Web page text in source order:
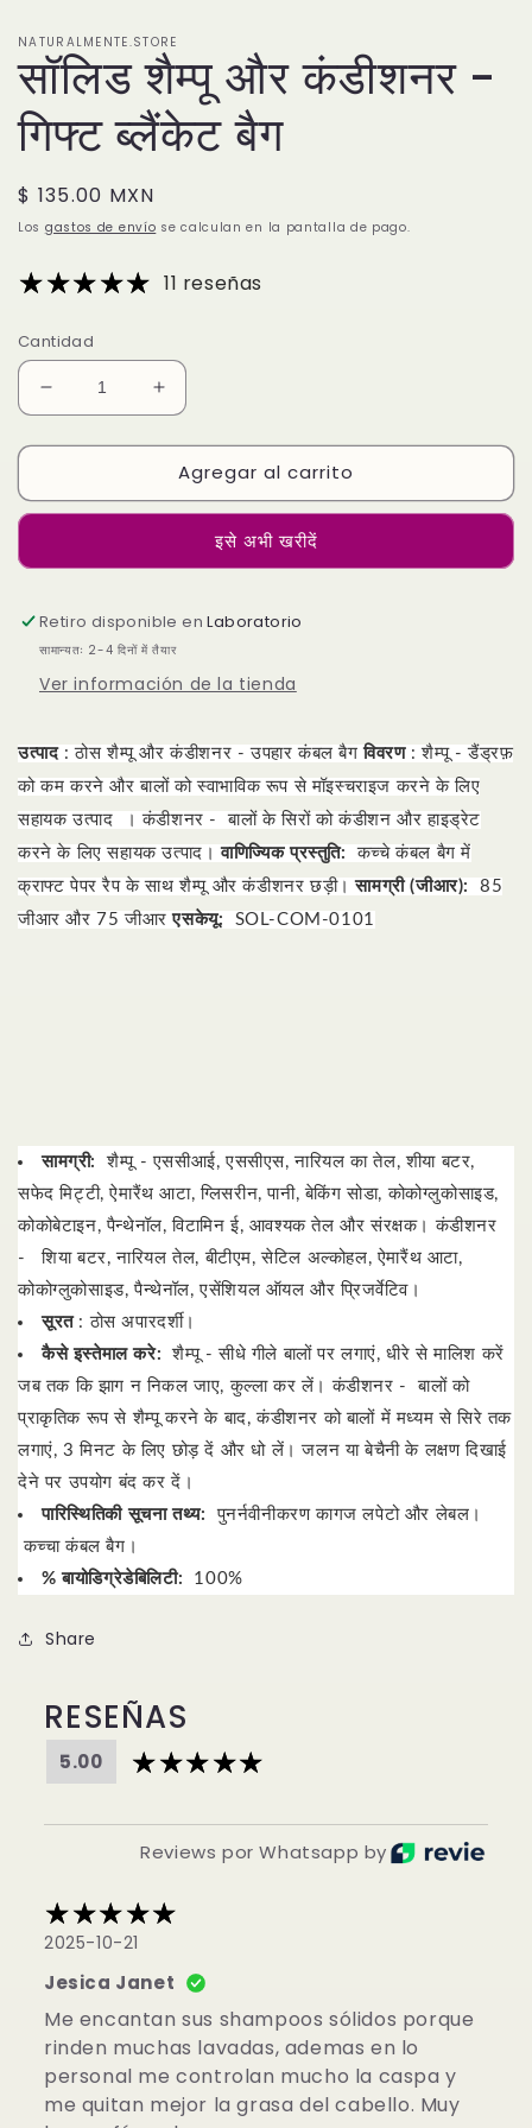
NATURALMENTE.STORE
सॉलिड शैम्पू और कंडीशनर -
गिफ्ट ब्लैंकेट बैग
Precio
habitual
$ 135.00 MXN
Los gastos de envío se calculan en la pantalla de pago.
11 reseñas
Cantidad
Reducir
cantidad
para
शैम्पू
और
-
ब्लैंकेट
बैग
Aumentar
cantidad
para
सॉलिड
शैम्पू
और
कंडीशनर
-
ब्लैंकेट
बैग
Agregar al carrito
इसे अभी खरीदें
Retiro disponible enLaboratorio
सामान्यतः 2-4 दिनों में तैयार
Ver información de la tienda
उत्पाद : ठोस शैम्पू और कंडीशनर - उपहार कंबल बैगविवरण : शैम्पू - डैंड्रफ़
को कम करने औरबालों को स्वाभाविक रूप से मॉइस्चराइजकरने के लिए
सहायक उत्पाद
।कंडीशनर -बालों के सिरों को कंडीशन और हाइड्रेट
करने के लिए सहायक उत्पाद।वाणिज्यिक प्रस्तुति:
कच्चे कंबल बैग में
क्राफ्ट पेपर रैप के साथ शैम्पू और कंडीशनर छड़ी।सामग्री (जीआर):
85
जीआर और 75 जीआरएसकेयू: SOL-COM-0101
सामग्री:
शैम्पू - एससीआई, एससीएस, नारियल का तेल, शीया बटर,
सफेद मिट्टी, ऐमारैंथ आटा, ग्लिसरीन, पानी, बेकिंग सोडा, कोकोग्लुकोसाइड,
कोकोबेटाइन, पैन्थेनॉल, विटामिन ई, आवश्यक तेल और संरक्षक।कंडीशनर
-
शिया बटर, नारियल तेल, बीटीएम, सेटिल अल्कोहल, ऐमारैंथ आटा,
कोकोग्लुकोसाइड, पैन्थेनॉल, एसेंशियल ऑयल और प्रिजर्वेटिव।
सूरत: ठोस अपारदर्शी।
कैसे इस्तेमाल करे: शैम्पू - सीधे गीले बालों पर लगाएं, धीरे से मालिश करें
जब तक कि झाग न निकल जाए, कुल्ला कर लें।कंडीशनर -बालों को
प्राकृतिक रूप से शैम्पू करने के बाद, कंडीशनर को बालों में मध्यम से सिरे तक
लगाएं, 3 मिनट के लिए छोड़ दें और धो लें।जलन या बेचैनी के लक्षण दिखाई
देने पर उपयोग बंद कर दें।
पारिस्थितिकी सूचना तथ्य:
पुनर्नवीनीकरण कागज लपेटो और लेबल।
कच्चा कंबल बैग।
% बायोडिग्रेडेबिलिटी:
100%
Share
RESEÑAS
5.00
Reviews por Whatsapp by
2025-10-21
Jesica Janet
Me encantan sus shampoos sólidos porque
rinden muchas lavadas, ademas en lo
personal me controlan mucho la caspa y
me quitan mejor la grasa del cabello. Muy